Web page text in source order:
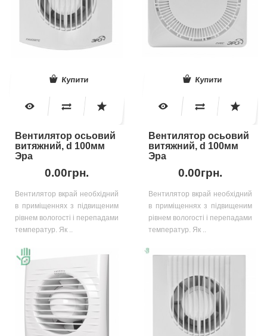
Купити
Вентилятор осьовий
витяжний, d 100мм
Эра
0.00грн.
Вентилятор вкрай необхідний
в приміщеннях з підвищеним
рівнем вологості і перепадами
температур. Як ..
Купити
Вентилятор осьовий
витяжний, d 100мм
Эра
0.00грн.
Вентилятор вкрай необхідний
в приміщеннях з підвищеним
рівнем вологості і перепадами
температур. Як ..